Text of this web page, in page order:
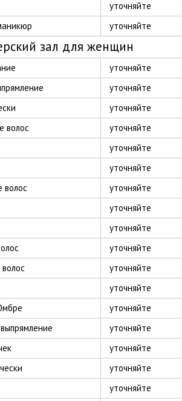
уточняйте
уточняйте
зал для женщин
уточняйте
уточняйте
уточняйте
волос
уточняйте
уточняйте
уточняйте
волос
уточняйте
уточняйте
уточняйте
уточняйте
уточняйте
уточняйте
уточняйте
уточняйте
уточняйте
уточняйте
уточняйте